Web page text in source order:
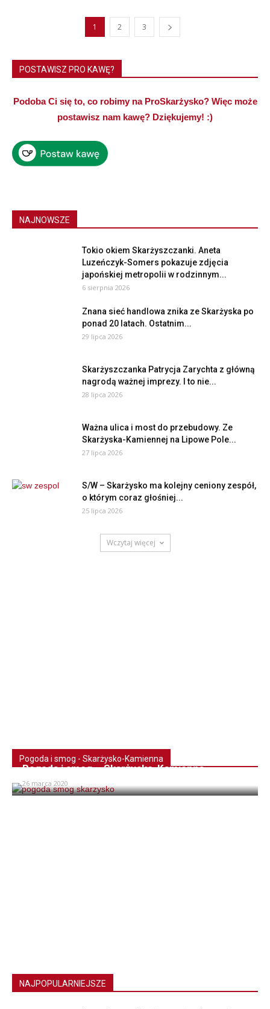
1 2 3
POSTAWISZ PRO KAWĘ?
Podoba Ci się to, co robimy na ProSkarżysko? Więc może
postawisz nam kawę? Dziękujemy! :)
NAJNOWSZE
Tokio okiem Skarżyszczanki. Aneta
Luzeńczyk-Somers pokazuje zdjęcia
japońskiej metropolii w rodzinnym...
6 sierpnia 2026
Znana sieć handlowa znika ze Skarżyska po
ponad 20 latach. Ostatnim...
29 lipca 2026
Skarżyszczanka Patrycja Zarychta z główną
nagrodą ważnej imprezy. I to nie...
28 lipca 2026
Ważna ulica i most do przebudowy. Ze
Skarżyska-Kamiennej na Lipowe Pole...
27 lipca 2026
S/W – Skarżysko ma kolejny ceniony zespół,
o którym coraz głośniej...
25 lipca 2026
Wczytaj więcej
Pogoda i smog - Skarżysko-Kamienna
Pogoda i smog – Skarżysko-Kamienna
26 marca 2020
NAJPOPULARNIEJSZE